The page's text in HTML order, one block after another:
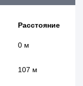
Расстояние
0 м
107 м